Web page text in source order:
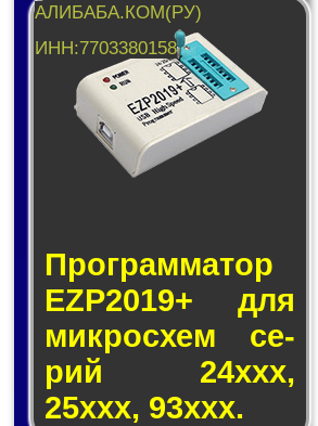
Программатор
EZP2019+ для
мик­ро­схем се­
рий 24ххх,
25ххх, 93ххх.